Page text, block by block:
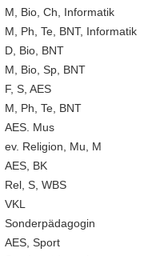
M, Bio, Ch, Informatik
M, Ph, Te, BNT, Informatik
D, Bio, BNT
M, Bio, Sp, BNT
F, S, AES
M, Ph, Te, BNT
AES. Mus
ev. Religion, Mu, M
AES, BK
Rel, S, WBS
VKL
Sonderpädagogin
AES, Sport